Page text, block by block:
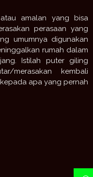
amalan yang bisa
perasaan yang
umumnya digunakan
rumah dalam
Istilah puter giling
merasakan kembali
apa yang pernah